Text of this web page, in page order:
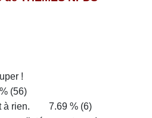
!
(56)
à rien.
7.69 % (6)